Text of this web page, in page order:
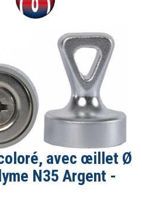
avec œillet Ø
N35 Argent -